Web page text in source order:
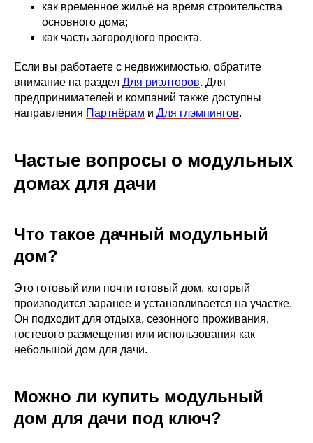
как временное жильё на время строительства
основного дома;
как часть загородного проекта.
Если вы работаете с недвижимостью, обратите
внимание на раздел Для риэлторов. Для
предпринимателей и компаний также доступны
направления Партнёрам и Для глэмпингов.
Частые вопросы о модульных
домах для дачи
Что такое дачный модульный
дом?
Это готовый или почти готовый дом, который
производится заранее и устанавливается на участке.
Он подходит для отдыха, сезонного проживания,
гостевого размещения или использования как
небольшой дом для дачи.
Можно ли купить модульный
дом для дачи под ключ?